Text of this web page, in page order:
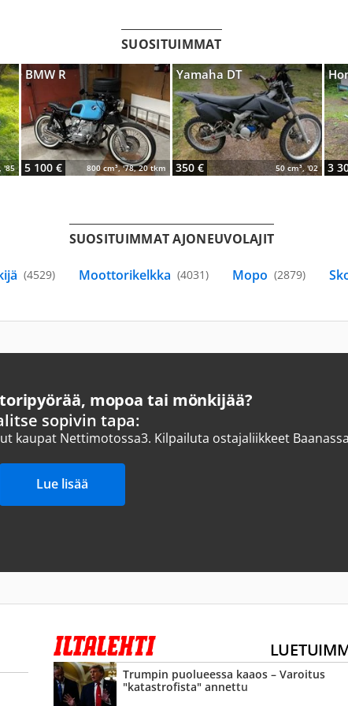
SUOSITUIMMAT
'85
BMW R
5 100 € 800 cm³, '78, 20 tkm
Yamaha DT
350 € 50 cm³, '02 3
SUOSITUIMMAT AJONEUVOLAJIT
(4529) (4031) (2879)
mopoa tai mönkijää?
sopivin tapa:
kaupat Nettimotossa3. Kilpailuta ostajaliikkeet Baanassa
Lue lisää
Trumpin puolueessa kaaos – Varoitus
"katastrofista" annettu